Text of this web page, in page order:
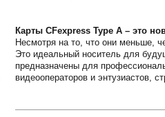
Карты CFexpress Type A – это
Несмотря на то, что они меньше,
Это идеальный носитель для
предназначены для
видеооператоров и энтузиастов,